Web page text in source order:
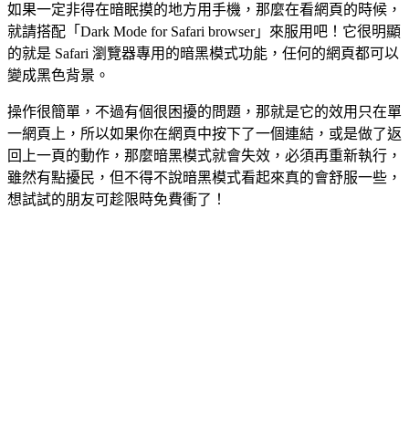
如果一定非得在暗眠摸的地方用手機，那麼在看網頁的時候，
就請搭配「Dark Mode for Safari browser」來服用吧！它很明顯
的就是 Safari 瀏覽器專用的暗黑模式功能，任何的網頁都可以
變成黑色背景。
操作很簡單，不過有個很困擾的問題，那就是它的效用只在單
一網頁上，所以如果你在網頁中按下了一個連結，或是做了返
回上一頁的動作，那麼暗黑模式就會失效，必須再重新執行，
雖然有點擾民，但不得不說暗黑模式看起來真的會舒服一些，
想試試的朋友可趁限時免費衝了！